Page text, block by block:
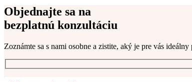
Objednajte sa na
bezplatnú konzultáciu
Zoznámte sa s nami osobne a zistite, aký je pre vás